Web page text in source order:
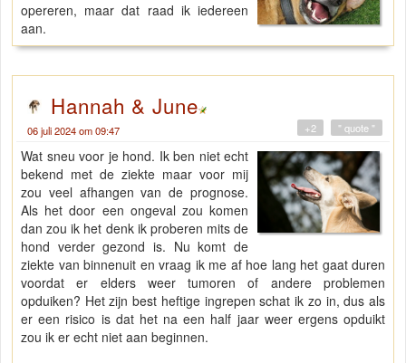
opereren, maar dat raad ik iedereen
aan.
Hannah & June
06 juli 2024 om 09:47 " quote "
+2
Wat sneu voor je hond. Ik ben niet echt
bekend met de ziekte maar voor mij
zou veel afhangen van de prognose.
Als het door een ongeval zou komen
dan zou ik het denk ik proberen mits de
hond verder gezond is. Nu komt de
ziekte van binnenuit en vraag ik me af hoe lang het gaat duren
voordat er elders weer tumoren of andere problemen
opduiken? Het zijn best heftige ingrepen schat ik zo in, dus als
er een risico is dat het na een half jaar weer ergens opduikt
zou ik er echt niet aan beginnen.